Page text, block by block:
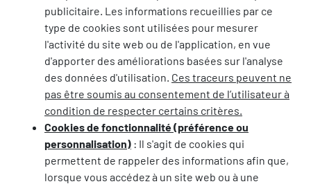
publicitaire. Les informations recueillies par ce
type de cookies sont utilisées pour mesurer
l'activité du site web ou de l'application, en vue
d'apporter des améliorations basées sur l'analyse
des données d'utilisation. Ces traceurs peuvent ne
pas être soumis au consentement de l’utilisateur à
condition de respecter certains critères.
Cookies de fonctionnalité (préférence ou
personnalisation) : Il s'agit de cookies qui
permettent de rappeler des informations afin que,
lorsque vous accédez à un site web ou à une